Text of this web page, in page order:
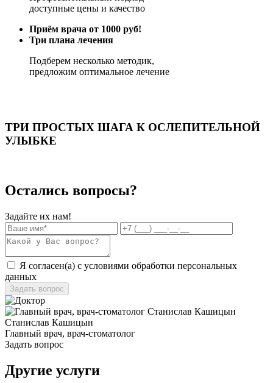
доступные цены и качество
Приём врача от 1000 руб!
Три плана лечения
Подберем несколько методик,
предложим оптимальное лечение
ТРИ ПРОСТЫХ ШАГА К ОСЛЕПИТЕЛЬНОЙ
УЛЫБКЕ
Остались вопросы?
Задайте их нам!
Я согласен(а) с условиями обработки персональных
данных
Станислав Кашицын
Главный врач, врач-стоматолог
Задать вопрос
Другие услуги